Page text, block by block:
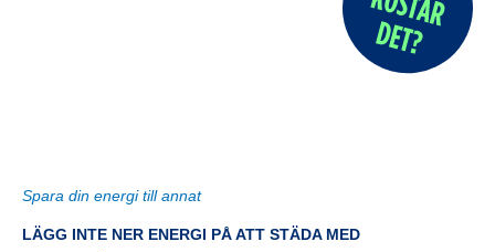
Spara din energi till annat
LÄGG INTE NER ENERGI PÅ ATT STÄDA MED